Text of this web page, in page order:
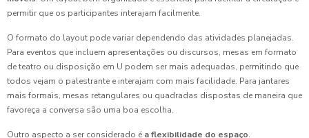
permitir que os participantes interajam facilmente.
O formato do layout pode variar dependendo das atividades planejadas.
Para eventos que incluem apresentações ou discursos, mesas em formato
de teatro ou disposição em U podem ser mais adequadas, permitindo que
todos vejam o palestrante e interajam com mais facilidade. Para jantares
mais formais, mesas retangulares ou quadradas dispostas de maneira que
favoreça a conversa são uma boa escolha.
Outro aspecto a ser considerado é a flexibilidade do espaço.